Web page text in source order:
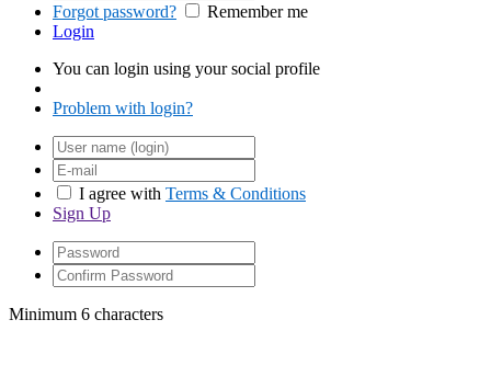
Forgot password?
Remember me
Login
You can login using your social profile
Problem with login?
I agree with Terms & Conditions
Sign Up
Minimum 6 characters